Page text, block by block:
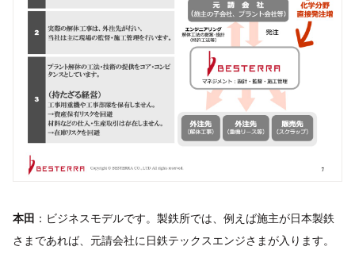
本田 ：ビジネスモデルです。製鉄所では、例えば施主が日本製鉄
さまであれば、元請会社に日鉄テックスエンジさまが入ります。